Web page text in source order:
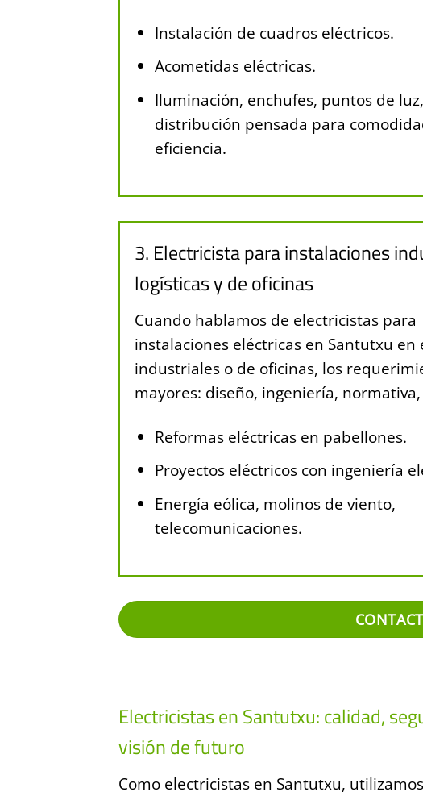
Instalación de cuadros eléctricos.
Acometidas eléctricas.
Iluminación, enchufes, puntos de luz,
distribución pensada para
eficiencia.
3. Electricista para instalaciones
logísticas y de oficinas
Cuando hablamos de electricistas para
instalaciones eléctricas en Santutxu en
industriales o de oficinas, los
mayores: diseño, ingeniería,
Reformas eléctricas en pabellones.
Proyectos eléctricos con ingeniería
Energía eólica, molinos de viento,
telecomunicaciones.
Electricistas en Santutxu: calidad,
visión de futuro
Como electricistas en Santutxu,